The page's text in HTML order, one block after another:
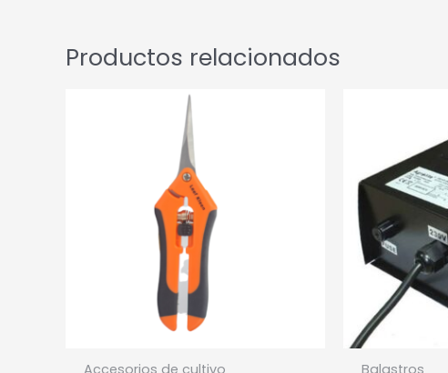
Productos relacionados
Accesorios de cultivo Balastros